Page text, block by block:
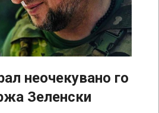
неочекувано го
Зеленски